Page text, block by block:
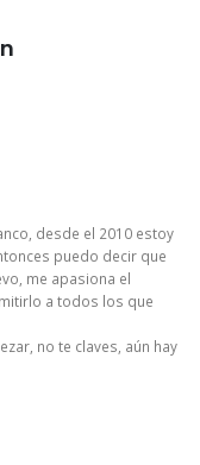
desde el 2010 estoy
puedo decir que
me apasiona el
a todos los que
no te claves, aún hay